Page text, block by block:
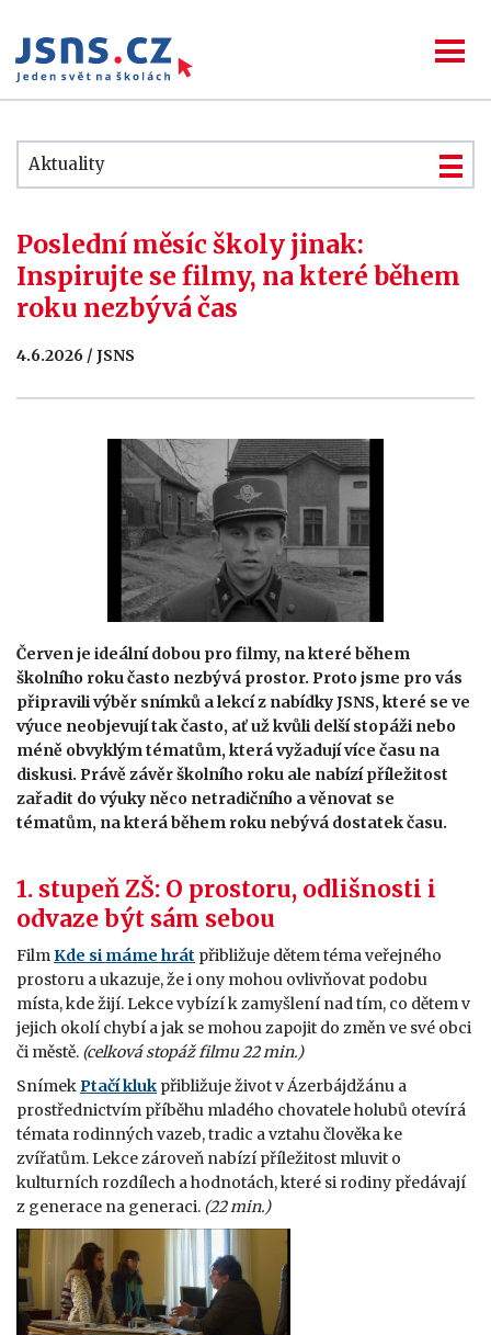
Aktuality
Poslední měsíc školy jinak:
Inspirujte se filmy, na které během
roku nezbývá čas
4.6.2026 / JSNS
Červen je ideální dobou pro filmy, na které během
školního roku často nezbývá prostor. Proto jsme pro vás
připravili výběr snímků a lekcí z nabídky JSNS, které se ve
výuce neobjevují tak často, ať už kvůli delší stopáži nebo
méně obvyklým tématům, která vyžadují více času na
diskusi. Právě závěr školního roku ale nabízí příležitost
zařadit do výuky něco netradičního a věnovat se
tématům, na která během roku nebývá dostatek času.
1. stupeň ZŠ: O prostoru, odlišnosti i
odvaze být sám sebou
FilmKde si máme hrát přibližuje dětem téma veřejného
prostoru a ukazuje, že i ony mohou ovlivňovat podobu
místa, kde žijí. Lekce vybízí k zamyšlení nad tím, co dětem v
jejich okolí chybí a jak se mohou zapojit do změn ve své obci
či městě. (celková stopáž filmu 22 min.)
SnímekPtačí kluk přibližuje život v Ázerbájdžánu a
prostřednictvím příběhu mladého chovatele holubů otevírá
témata rodinných vazeb, tradic a vztahu člověka ke
zvířatům. Lekce zároveň nabízí příležitost mluvit o
kulturních rozdílech a hodnotách, které si rodiny předávají
z generace na generaci. (22 min.)